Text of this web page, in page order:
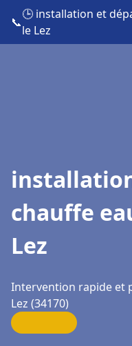
📞
🕒 installation et
le Lez
chauffe
Lez
Intervention rapide et
Lez (34170)